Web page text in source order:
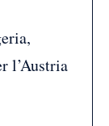
l’Austria